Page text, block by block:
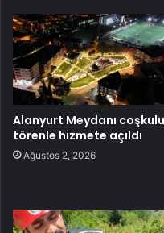
Alanyurt Meydanı coşkulu
törenle hizmete açıldı
Ağustos 2, 2026